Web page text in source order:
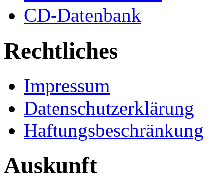
CD-Datenbank
Rechtliches
Impressum
Datenschutzerklärung
Haftungsbeschränkung
Auskunft